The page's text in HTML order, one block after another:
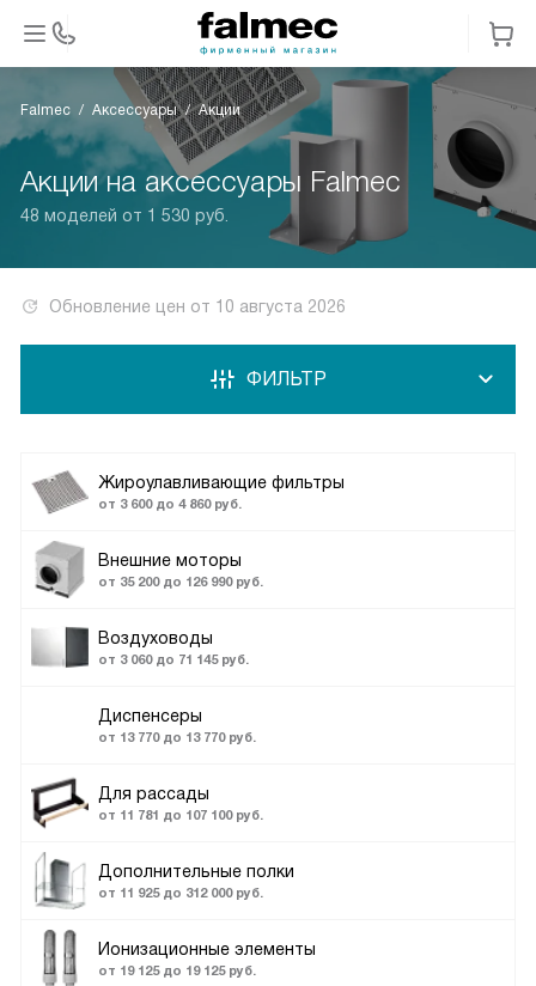
Falmec Аксессуары Акции
Акции на аксессуары Falmec
48 моделей от 1 530 руб.
Обновление цен от 10 августа 2026
Жироулавливающие фильтры
от 3 600 до 4 860 руб.
Внешние моторы
от 35 200 до 126 990 руб.
Воздуховоды
от 3 060 до 71 145 руб.
Диспенсеры
от 13 770 до 13 770 руб.
Для рассады
от 11 781 до 107 100 руб.
Дополнительные полки
от 11 925 до 312 000 руб.
Ионизационные элементы
от 19 125 до 19 125 руб.
ФИЛЬТР